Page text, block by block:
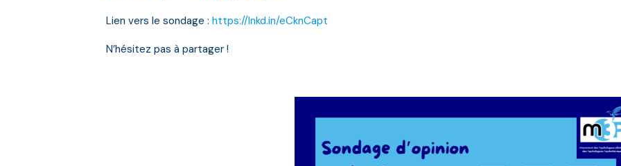
Lien vers le sondage : https://lnkd.in/eCknCapt
N’hésitez pas à partager !